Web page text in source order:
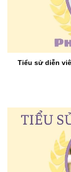
Tiểu sử diễn